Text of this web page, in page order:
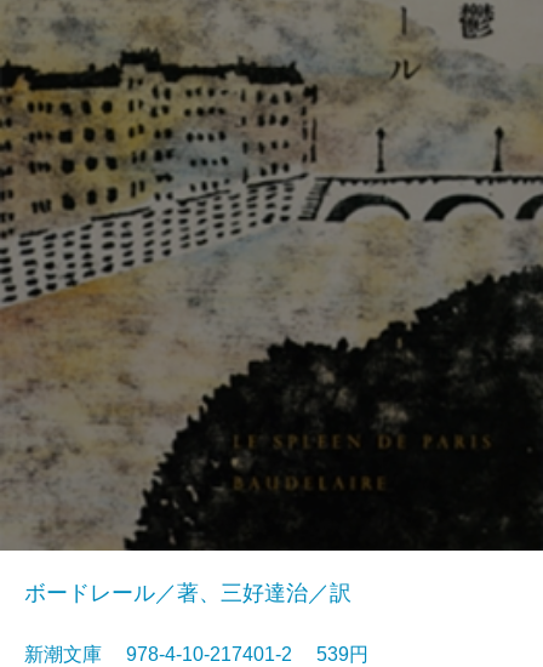
ボードレール／著、三好達治／訳
新潮文庫 978-4-10-217401-2 539円